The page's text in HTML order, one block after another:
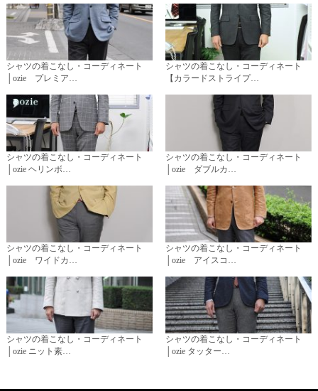
シャツの着こなし・コーディネート
│ozie プレミア…
シャツの着こなし・コーディネート
【カラードストライプ…
シャツの着こなし・コーディネート
│ozie ヘリンボ…
シャツの着こなし・コーディネート
│ozie ダブルカ…
シャツの着こなし・コーディネート
│ozie ワイドカ…
シャツの着こなし・コーディネート
│ozie アイスコ…
シャツの着こなし・コーディネート
│ozie ニット素…
シャツの着こなし・コーディネート
│ozie タッター…